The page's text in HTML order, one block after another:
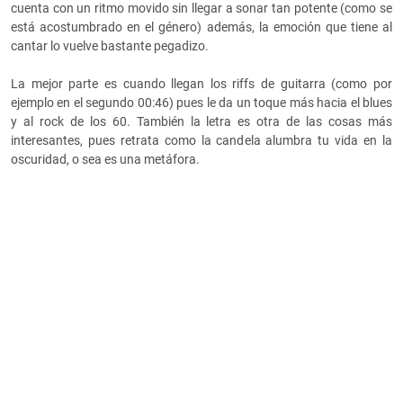
cuenta con un ritmo movido sin llegar a sonar tan potente (como se
está acostumbrado en el género) además, la emoción que tiene al
cantar lo vuelve bastante pegadizo.
La mejor parte es cuando llegan los riffs de guitarra (como por
ejemplo en el segundo 00:46) pues le da un toque más hacia el blues
y al rock de los 60. También la letra es otra de las cosas más
interesantes, pues retrata como la candela alumbra tu vida en la
oscuridad, o sea es una metáfora.